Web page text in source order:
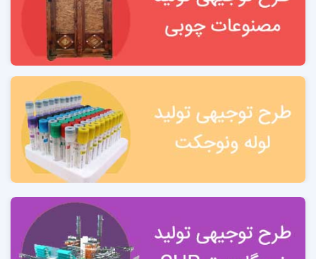
فصل سوم – موقعیت اجرایی
3-2 مزیت های مهم و اقتصادی یزد 14
نقشه شهر یزد 16